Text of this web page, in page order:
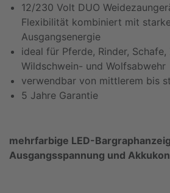
12/230 Volt DUO
Flexibilität kombiniert mit
Ausgangsenergie
ideal für Pferde, Rinder,
Wildschwein- und Wolfsabwehr
verwendbar von mittlerem bis
5 Jahre Garantie
mehrfarbige LED-
Ausgangsspannung und